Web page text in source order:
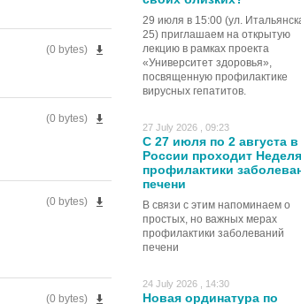
29 июля в 15:00 (ул.
25) приглашаем на открытую
лекцию в рамках проекта
«Университет здоровья»,
посвященную профилактике
вирусных гепатитов.
27 July 2026 , 09:23
С 27 июля по 2 августа в
России проходит Неделя
профилактики
печени
В связи с этим напоминаем о
простых, но важных мерах
профилактики заболеваний
печени
24 July 2026 , 14:30
Новая ординатура по
(0 bytes)
(0 bytes)
(0 bytes)
(0 bytes)